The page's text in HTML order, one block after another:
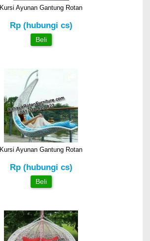
Kursi Ayunan Gantung Rotan
Rp (hubungi cs)
Beli
Kursi Ayunan Gantung Rotan
Rp (hubungi cs)
Beli